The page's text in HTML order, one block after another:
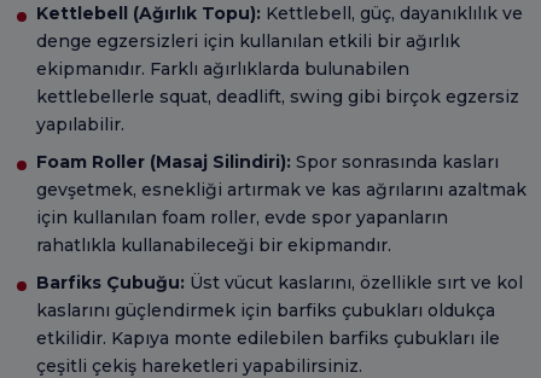
Kettlebell (Ağırlık Topu): Kettlebell, güç, dayanıklılık ve
denge egzersizleri için kullanılan etkili bir ağırlık
ekipmanıdır. Farklı ağırlıklarda bulunabilen
kettlebellerle squat, deadlift, swing gibi birçok egzersiz
yapılabilir.
Foam Roller (Masaj Silindiri): Spor sonrasında kasları
gevşetmek, esnekliği artırmak ve kas ağrılarını azaltmak
için kullanılan foam roller, evde spor yapanların
rahatlıkla kullanabileceği bir ekipmandır.
Barfiks Çubuğu: Üst vücut kaslarını, özellikle sırt ve kol
kaslarını güçlendirmek için barfiks çubukları oldukça
etkilidir. Kapıya monte edilebilen barfiks çubukları ile
çeşitli çekiş hareketleri yapabilirsiniz.